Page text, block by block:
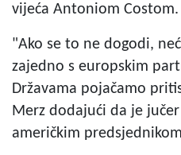
vijeća Antoniom Costom.
"Ako se to ne dogodi,
zajedno s europskim
Državama pojačamo
Merz dodajući da je
američkim